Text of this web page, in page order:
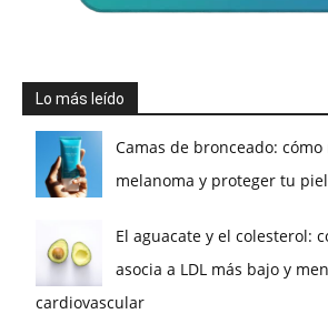
Lo más leído
Camas de bronceado:
melanoma y proteger tu piel
El aguacate y el colesterol:
asocia a LDL más bajo y
cardiovascular